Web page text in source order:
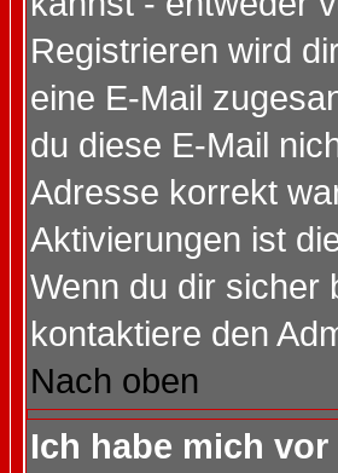
Registrieren wird
eine E-Mail
du diese E-Mail
Adresse korrekt
Aktivierungen ist
Wenn du dir sicher
kontaktiere den
Nach oben
Ich habe mich